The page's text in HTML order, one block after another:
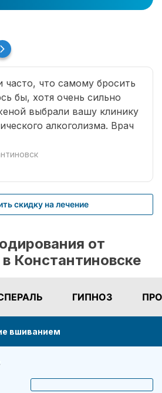
часто, что самому бросить
бы, хотя очень сильно
выбрали вашу клинику
алкоголизма. Врач
Вшивание препаратов
было подобрано
эффективных методик
с приемом спиртных
На учете нигде не
кодировки уже прошел,
Я отказался от
навсегда. Спасибо!
скидку на лечение
от
Константиновске
ГИПНОЗ
вшиванием